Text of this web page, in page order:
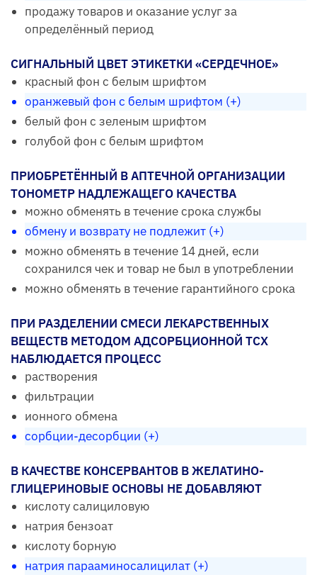
продажу товаров и оказание услуг за
определённый период
СИГНАЛЬНЫЙ ЦВЕТ ЭТИКЕТКИ «СЕРДЕЧНОЕ»
красный фон с белым шрифтом
оранжевый фон с белым шрифтом (+)
белый фон с зеленым шрифтом
голубой фон с белым шрифтом
ПРИОБРЕТЁННЫЙ В АПТЕЧНОЙ ОРГАНИЗАЦИИ
ТОНОМЕТР НАДЛЕЖАЩЕГО КАЧЕСТВА
можно обменять в течение срока службы
обмену и возврату не подлежит (+)
можно обменять в течение 14 дней, если
сохранился чек и товар не был в употреблении
можно обменять в течение гарантийного срока
ПРИ РАЗДЕЛЕНИИ СМЕСИ ЛЕКАРСТВЕННЫХ
ВЕЩЕСТВ МЕТОДОМ АДСОРБЦИОННОЙ ТСХ
НАБЛЮДАЕТСЯ ПРОЦЕСС
растворения
фильтрации
ионного обмена
сорбции-десорбции (+)
В КАЧЕСТВЕ КОНСЕРВАНТОВ В ЖЕЛАТИНО-
ГЛИЦЕРИНОВЫЕ ОСНОВЫ НЕ ДОБАВЛЯЮТ
кислоту салициловую
натрия бензоат
кислоту борную
натрия парааминосалицилат (+)